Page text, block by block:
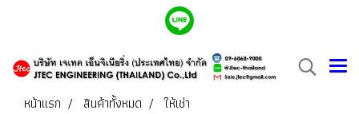
หน้าแรก สินค้าทั้งหมด ให้เช่า